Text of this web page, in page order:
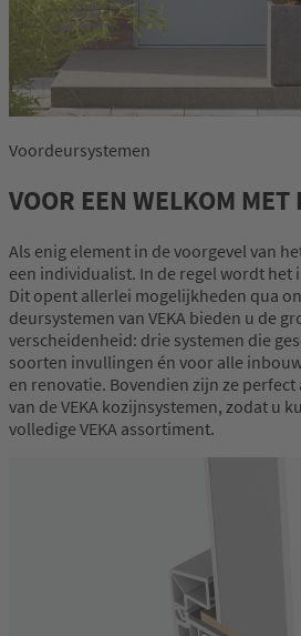
Voordeursystemen
VOOR EEN WELKOM MET
Als enig element in de voorgevel van
een individualist. In de regel wordt het
Dit opent allerlei mogelijkheden qua
deursystemen van VEKA bieden u de
verscheidenheid: drie systemen die
soorten invullingen én voor alle
en renovatie. Bovendien zijn ze
van de VEKA kozijnsystemen, zodat u
volledige VEKA assortiment.